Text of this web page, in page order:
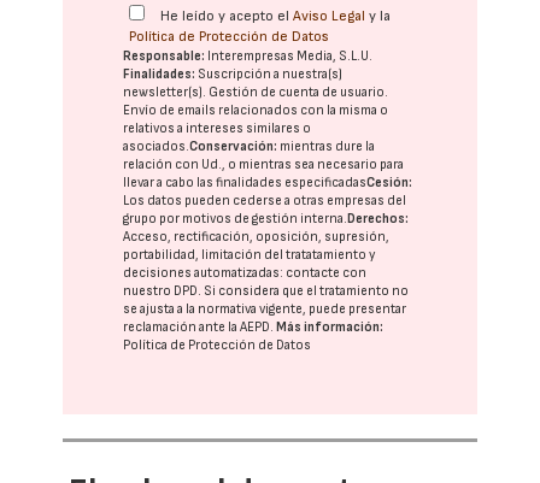
He leído y acepto elAviso Legal y la
Política de Protección de Datos
Responsable: Interempresas Media, S.L.U.
Finalidades: Suscripción a nuestra(s)
newsletter(s). Gestión de cuenta de usuario.
Envío de emails relacionados con la misma o
relativos a intereses similares o
asociados.Conservación: mientras dure la
relación con Ud., o mientras sea necesario para
llevar a cabo las finalidades especificadasCesión:
Los datos pueden cederse a otras empresas del
grupo por motivos de gestión interna.Derechos:
Acceso, rectificación, oposición, supresión,
portabilidad, limitación del tratatamiento y
decisiones automatizadas: contacte con
nuestro DPD. Si considera que el tratamiento no
se ajusta a la normativa vigente, puede presentar
reclamación ante laAEPD.Más información:
Política de Protección de Datos